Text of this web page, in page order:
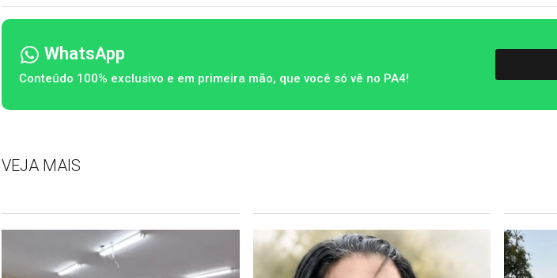
WhatsApp
Conteúdo 100% exclusivo e em primeira mão, que você só vê no PA4!
VEJA MAIS